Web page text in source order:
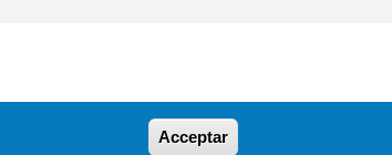
Acceptar